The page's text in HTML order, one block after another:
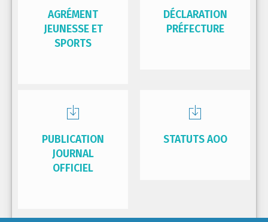
AGRÉMENT
JEUNESSE ET
SPORTS
DÉCLARATION
PRÉFECTURE
PUBLICATION
JOURNAL
OFFICIEL
STATUTS AOO